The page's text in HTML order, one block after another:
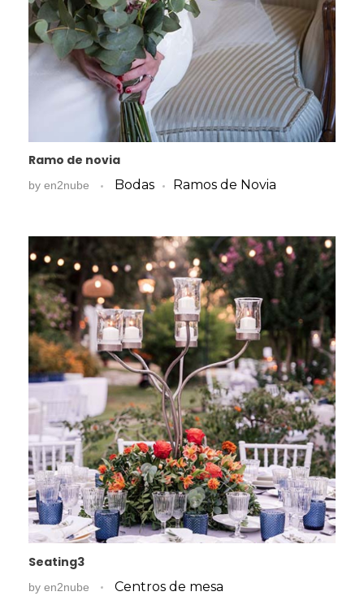
Ramo de novia
by en2nube Bodas Ramos de Novia
Seating3
by en2nube Centros de mesa